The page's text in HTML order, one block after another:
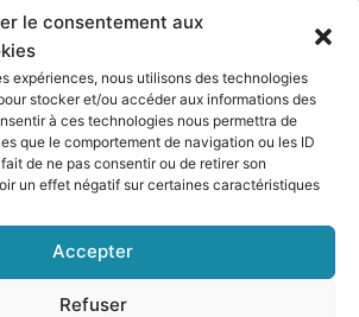
le consentement aux
expériences, nous utilisons des technologies
stocker et/ou accéder aux informations des
à ces technologies nous permettra de
que le comportement de navigation ou les ID
de ne pas consentir ou de retirer son
un effet négatif sur certaines caractéristiques
Accepter
Refuser
: bébé montre qu’il est détendu,
: pour exprimer intérêt et plaisir
interagissent avec les autres.
doux et détendus : fluides et
Cela indique que bébé est à l’aise et
retrait indiquent que l’enfant a
booster votre
parental ?
5 pistes d'action dans votre
à pas
votre prénomet